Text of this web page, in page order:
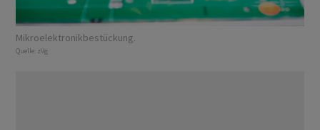
Mikroelektronikbestückung.
Quelle: zVg